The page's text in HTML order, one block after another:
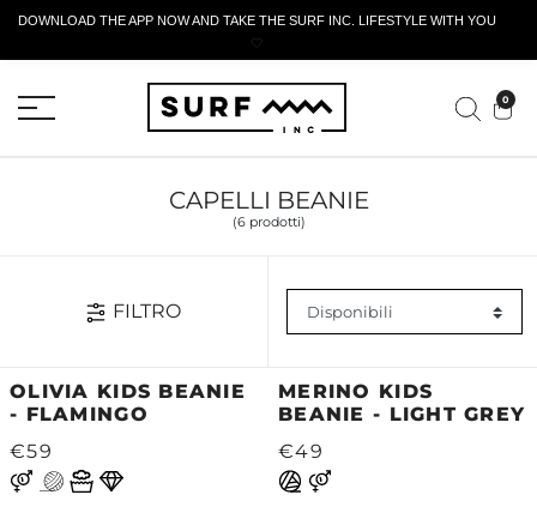
DOWNLOAD THE APP NOW AND TAKE THE SURF INC. LIFESTYLE WITH YOU
🤍
0
CAPELLI BEANIE
(6 prodotti)
FILTRO
OLIVIA KIDS BEANIE
- FLAMINGO
€59
MERINO KIDS
BEANIE - LIGHT GREY
€49
MODULO DI RESTITUZIONE ATTIVO